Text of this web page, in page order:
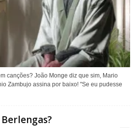
canções? João Monge diz que sim, Mario
Zambujo assina por baixo! "Se eu pudesse